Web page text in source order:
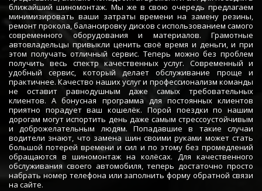
ближайший шиномонтаж. Мы же в свою очередь предлагаем
минимизировать ваши затраты времени на замену резины,
ремонт прокола, балансировку дисков с использованием самого
современного оборудования и материалов. Грамотные
автовладельцы привыкли ценить своё время и деньги, и при
этом получать отличный сервис. Теперь можно без проблем
получить весь спектр качественных услуг. Современный и
удобный сервис, который делает обслуживание проще и
практичнее. Качество наших услуг и профессионализм команды
не оставит равнодушным даже самых требовательных
клиентов. А бонусная программа для постоянных клиентов
приятно порадует ваш кошелёк. Порой поездки по нашим
дорогам могут испортить день даже самым стрессоустойчивым
и доброжелательным людям. Попадавшие в такие случаи
водители знают, что замена шин своими руками может стать
большой потерей времени и сил и по этому без промедлений
обращаются в шиномонтаж на колёсах. Для качественного
обслуживания своего автомобиля, теперь достаточно просто
набрать номер телефона или заполнить форму обратной связи
на сайте.